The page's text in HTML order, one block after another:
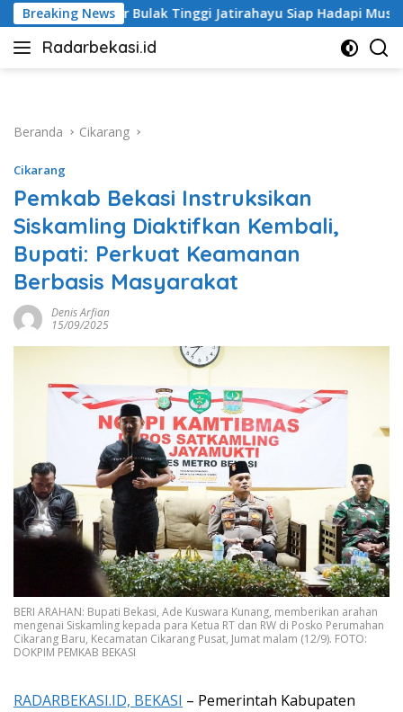
Langsung
ke
konten
Breaking News
Jatirahayu Siap Hadapi Musim Hujan Prakiraan
Radarbekasi.id
Berita
Beranda
Cikarang
Cikarang
Pemkab Bekasi Instruksikan
Siskamling Diaktifkan Kembali,
Bupati: Perkuat Keamanan
Berbasis Masyarakat
Denis Arfian
15/09/2025
BERI ARAHAN: Bupati Bekasi, Ade Kuswara Kunang, memberikan arahan
mengenai Siskamling kepada para Ketua RT dan RW di Posko Perumahan
Cikarang Baru, Kecamatan Cikarang Pusat, Jumat malam (12/9). FOTO:
DOKPIM PEMKAB BEKASI
RADARBEKASI.ID, BEKASI – Pemerintah Kabupaten